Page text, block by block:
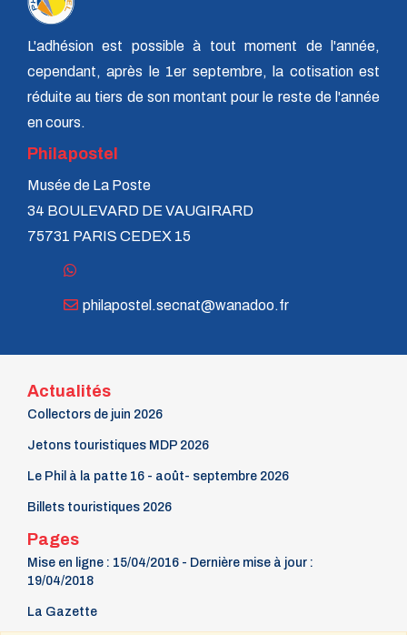
L'adhésion est possible à tout moment de l'année,
cependant, après le 1er septembre, la cotisation est
réduite au tiers de son montant pour le reste de l'année
en cours.
Philapostel
Musée de La Poste
34 BOULEVARD DE VAUGIRARD
75731 PARIS CEDEX 15
philapostel.secnat@wanadoo.fr
Actualités
Collectors de juin 2026
Jetons touristiques MDP 2026
Le Phil à la patte 16 - août- septembre 2026
Billets touristiques 2026
Pages
Mise en ligne : 15/04/2016 - Dernière mise à jour :
19/04/2018
La Gazette